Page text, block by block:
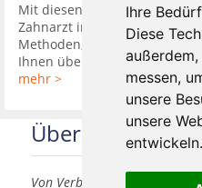
Ihre
Diese
messen,
unsere
unsere
entwickeln.
Mit diesen 10 Tipps finden
Zahnarzt in Ihrer Nähe. So
Methoden, Sie in seine
Ihnen über Kamera oder ...
mehr >
Über uns
Von Verbrauchern für